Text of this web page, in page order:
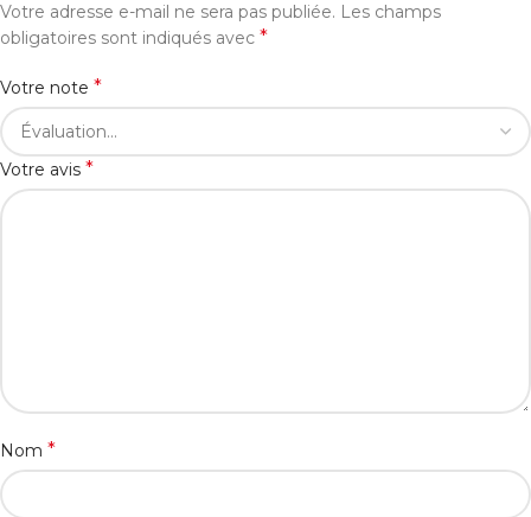
Votre adresse e-mail ne sera pas publiée. Les champs
obligatoires sont indiqués avec *
Votre note *
Votre avis *
Nom *